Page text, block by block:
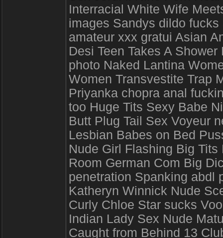
Interracial White Wife
images Sandys dildo
amateur xxx gratui Asian
Desi Teen Takes A
photo Naked Lantina
Women Transvestite Trap
Priyanka chopra anal
too Huge Tits Sexy Babe
Butt Plug Tail Sex Voyeur
Lesbian Babes on Bed
Nude Girl Flashing Big
Room German Com Big
penetration Spanking abdl
Katheryn Winnick Nude
Curly Chloe Star sucks
Indian Lady Sex Nude
Caught from Behind 13